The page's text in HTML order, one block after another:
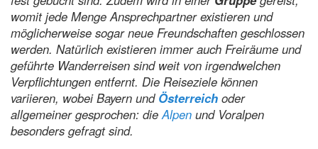
womit jede Menge Ansprechpartner existieren und
möglicherweise sogar neue Freundschaften geschlossen
werden. Natürlich existieren immer auch Freiräume und
geführte Wanderreisen sind weit von irgendwelchen
Verpflichtungen entfernt. Die Reiseziele können
variieren, wobei Bayern und Österreich oder
allgemeiner gesprochen: dieAlpen und Voralpen
besonders gefragt sind.